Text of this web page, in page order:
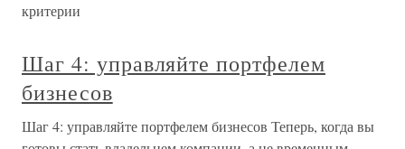
критерии
Шаг 4: управляйте портфелем
бизнесов
Шаг 4: управляйте портфелем бизнесов Теперь, когда вы